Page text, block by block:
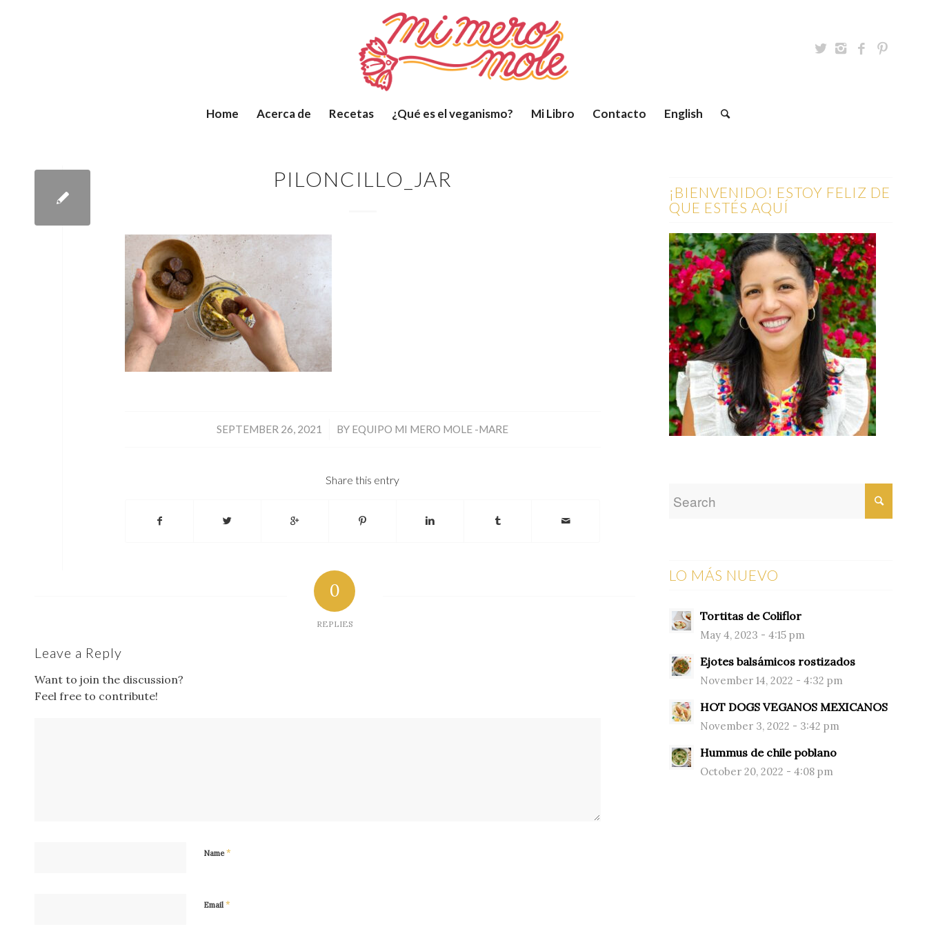
Home Acerca de Recetas ¿Qué es el veganismo? Mi Libro Contacto English
PILONCILLO_JAR
SEPTEMBER 26, 2021
/ BY EQUIPO MI MERO MOLE -MARE
Share this entry
0
REPLIES
Leave a Reply
Want to join the discussion?
Feel free to contribute!
Name*
Email *
¡BIENVENIDO! ESTOY FELIZ DE
QUE ESTÉS AQUÍ
LO MÁS NUEVO
Tortitas de Coliflor
May 4, 2023 - 4:15 pm
Ejotes balsámicos rostizados
November 14, 2022 - 4:32 pm
HOT DOGS VEGANOS MEXICANOS
November 3, 2022 - 3:42 pm
Hummus de chile poblano
October 20, 2022 - 4:08 pm